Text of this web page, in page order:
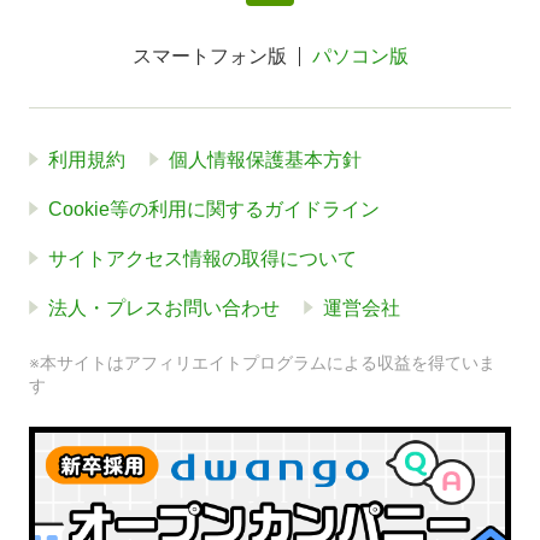
スマートフォン版 パソコン版
利用規約 個人情報保護基本方針
Cookie等の利用に関するガイドライン
サイトアクセス情報の取得について
法人・プレスお問い合わせ 運営会社
※本サイトはアフィリエイトプログラムによる収益を得ていま
す